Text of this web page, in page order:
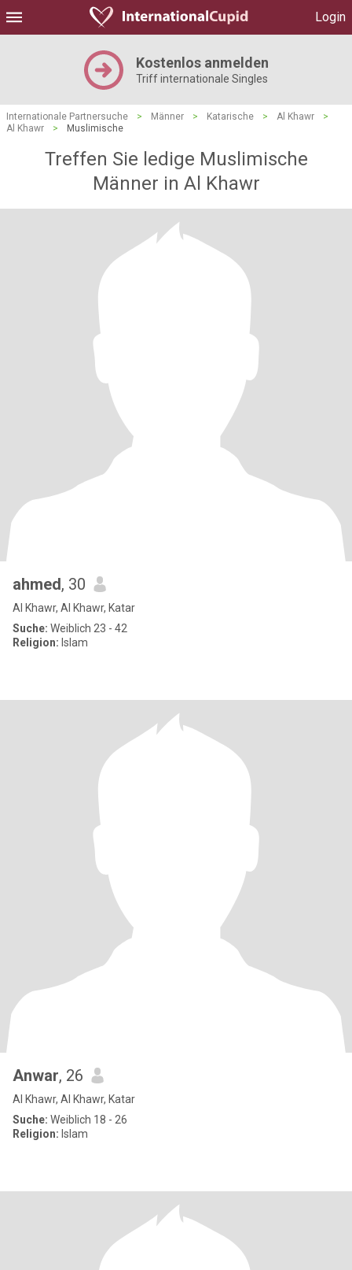
Login
Kostenlos anmelden
Triff internationale Singles
Internationale Partnersuche > Männer > Katarische > Al Khawr
>
Al Khawr
> Muslimische
Treffen Sie ledige Muslimische
Männer in Al Khawr
ahmed, 30
Al Khawr, Al Khawr, Katar
Suche: Weiblich 23 - 42
Religion: Islam
Anwar, 26
Al Khawr, Al Khawr, Katar
Suche: Weiblich 18 - 26
Religion: Islam